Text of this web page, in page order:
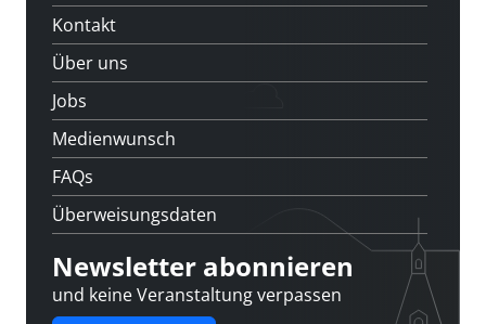
Kontakt
Über uns
Jobs
Medienwunsch
FAQs
Überweisungsdaten
Newsletter abonnieren
und keine Veranstaltung verpassen